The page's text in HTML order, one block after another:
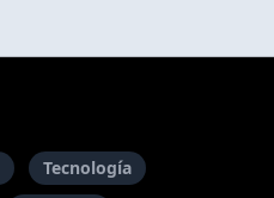
Tecnología